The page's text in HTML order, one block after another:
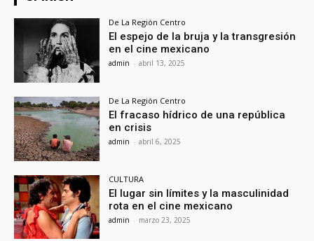
De La Región Centro
El espejo de la bruja y la transgresión
en el cine mexicano
admin - abril 13, 2025
De La Región Centro
El fracaso hídrico de una república
en crisis
admin - abril 6, 2025
CULTURA
El lugar sin límites y la masculinidad
rota en el cine mexicano
admin - marzo 23, 2025